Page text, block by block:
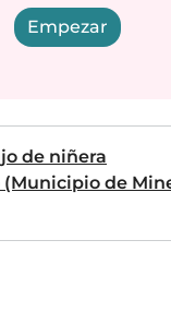
Empezar
de niñera
(Municipio de